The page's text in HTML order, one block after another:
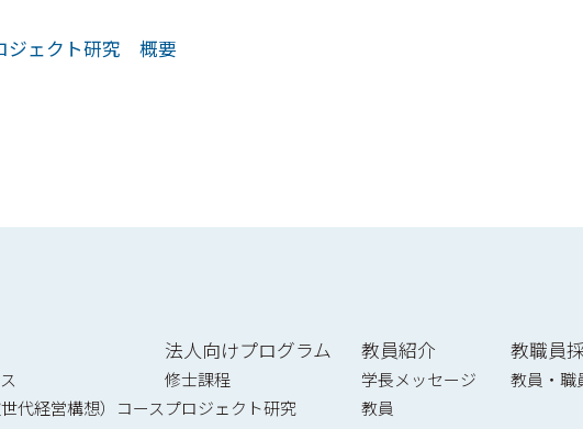
ジェクト研究 概要
代経営構想）コース
法人向けプログラム
修士課程
プロジェクト研究
教員紹介
学長メッセージ
教員
教職員
教員・職